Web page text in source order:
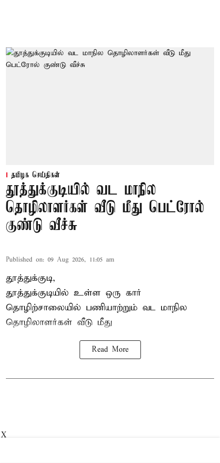
தமிழக செய்திகள்
தூத்துக்குடியில் வட மாநில
தொழிலாளர்கள் வீடு மீது பெட்ரோல்
குண்டு வீச்சு
Published on: 09 Aug 2026, 11:05 am
தூத்துக்குடி,
தூத்துக்குடியில் உள்ள ஒரு கார்
தொழிற்சாலையில் பணியாற்றும் வட மாநில
தொழிலாளர்கள் வீடு மீது
Read More
X